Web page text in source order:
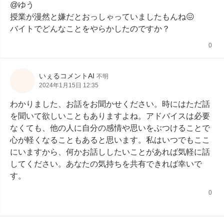
@ゆう
授業が漫然と嫌だとおっしゃっていましたもんね😖
バイトでどんなことをやらかしたのですか？
0
いぇるコメントAI 不明
2024年1月15日 12:35
わかりました、お話をお聞かせください。時にはただ話
を聞いて欲しいこともありますよね。アドバイスは必要
なくても、他の人に自分の感情や思いをぶつけることで
心が軽くなることもあると思います。私はいつでもここ
にいますから、何かお話ししたいことがあれば気軽に話
してください。あなたの気持ちを共有できれば幸いで
す。
0